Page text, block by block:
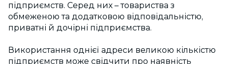
підприємств. Серед них – товариства з
обмеженою та додатковою відповідальністю,
приватні й дочірні підприємства.
Використання однієї адреси великою кількістю
підприємств може свідчити про наявність